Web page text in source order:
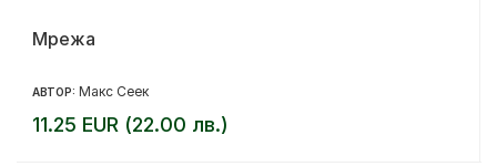
Мрежа
АВТОР: Макс Сеек
11.25 EUR (22.00 лв.)